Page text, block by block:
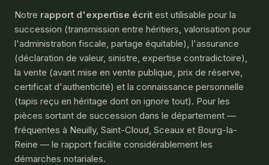
Notre rapport d'expertise écrit est utilisable pour la
succession (transmission entre héritiers, valorisation pour
l'administration fiscale, partage équitable), l'assurance
(déclaration de valeur, sinistre, expertise contradictoire),
la vente (avant mise en vente publique, prix de réserve,
certificat d'authenticité) et la connaissance personnelle
(tapis reçu en héritage dont on ignore tout). Pour les
pièces sortant de succession dans le département —
fréquentes à Neuilly, Saint-Cloud, Sceaux et Bourg-la-
Reine — le rapport facilite considérablement les
démarches notariales.